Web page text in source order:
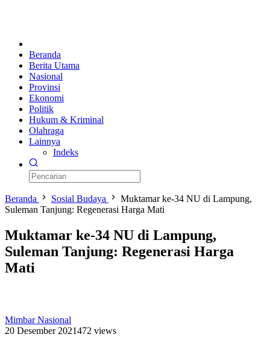
Beranda
Berita Utama
Nasional
Provinsi
Ekonomi
Politik
Hukum & Kriminal
Olahraga
Lainnya
Indeks
Beranda Sosial Budaya
Muktamar ke-34 NU di Lampung,
Suleman Tanjung: Regenerasi Harga Mati
Muktamar ke-34 NU di Lampung,
Suleman Tanjung: Regenerasi Harga
Mati
Mimbar Nasional
20 Desember 2021472 views